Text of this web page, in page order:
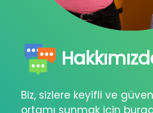
Biz, sizlere keyifli ve
ortamı sunmak için